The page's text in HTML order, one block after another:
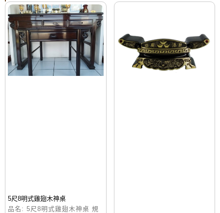
5尺8明式雞翅木神桌
品名: 5尺8明式雞翅木神桌 規